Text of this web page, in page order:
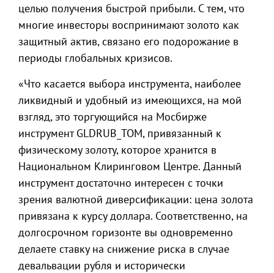
целью получения быстрой прибыли. С тем, что
многие инвесторы воспринимают золото как
защитный актив, связано его подорожание в
периоды глобальных кризисов.
«Что касается выбора инструмента, наиболее
ликвидный и удобный из имеющихся, на мой
взгляд, это торгующийся на Мосбирже
инструмент GLDRUB_TOM, привязанный к
физическому золоту, которое хранится в
Национальном Клиринговом Центре. Данный
инструмент достаточно интересен с точки
зрения валютной диверсификации: цена золота
привязана к курсу доллара. Соответственно, на
долгосрочном горизонте вы одновременно
делаете ставку на снижение риска в случае
девальвации рубля и исторически